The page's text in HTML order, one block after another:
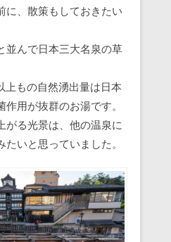
に、散策もしておきたい
並んで日本三大名泉の草
上もの自然湧出量は日本
用が抜群のお湯です。
がる光景は、他の温泉に
いと思っていました。